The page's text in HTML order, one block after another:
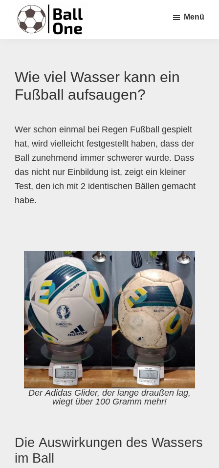
Inhalt
springen
Seitenspalte
springen
Fußzeile
springen
Menü
Wie viel Wasser kann ein
Fußball aufsaugen?
Wer schon einmal bei Regen Fußball gespielt
hat, wird vielleicht festgestellt haben, dass der
Ball zunehmend immer schwerer wurde. Dass
das nicht nur Einbildung ist, zeigt ein kleiner
Test, den ich mit 2 identischen Bällen gemacht
habe.
Der Adidas Glider, der lange draußen lag,
wiegt über 100 Gramm mehr!
Die Auswirkungen des Wassers
im Ball